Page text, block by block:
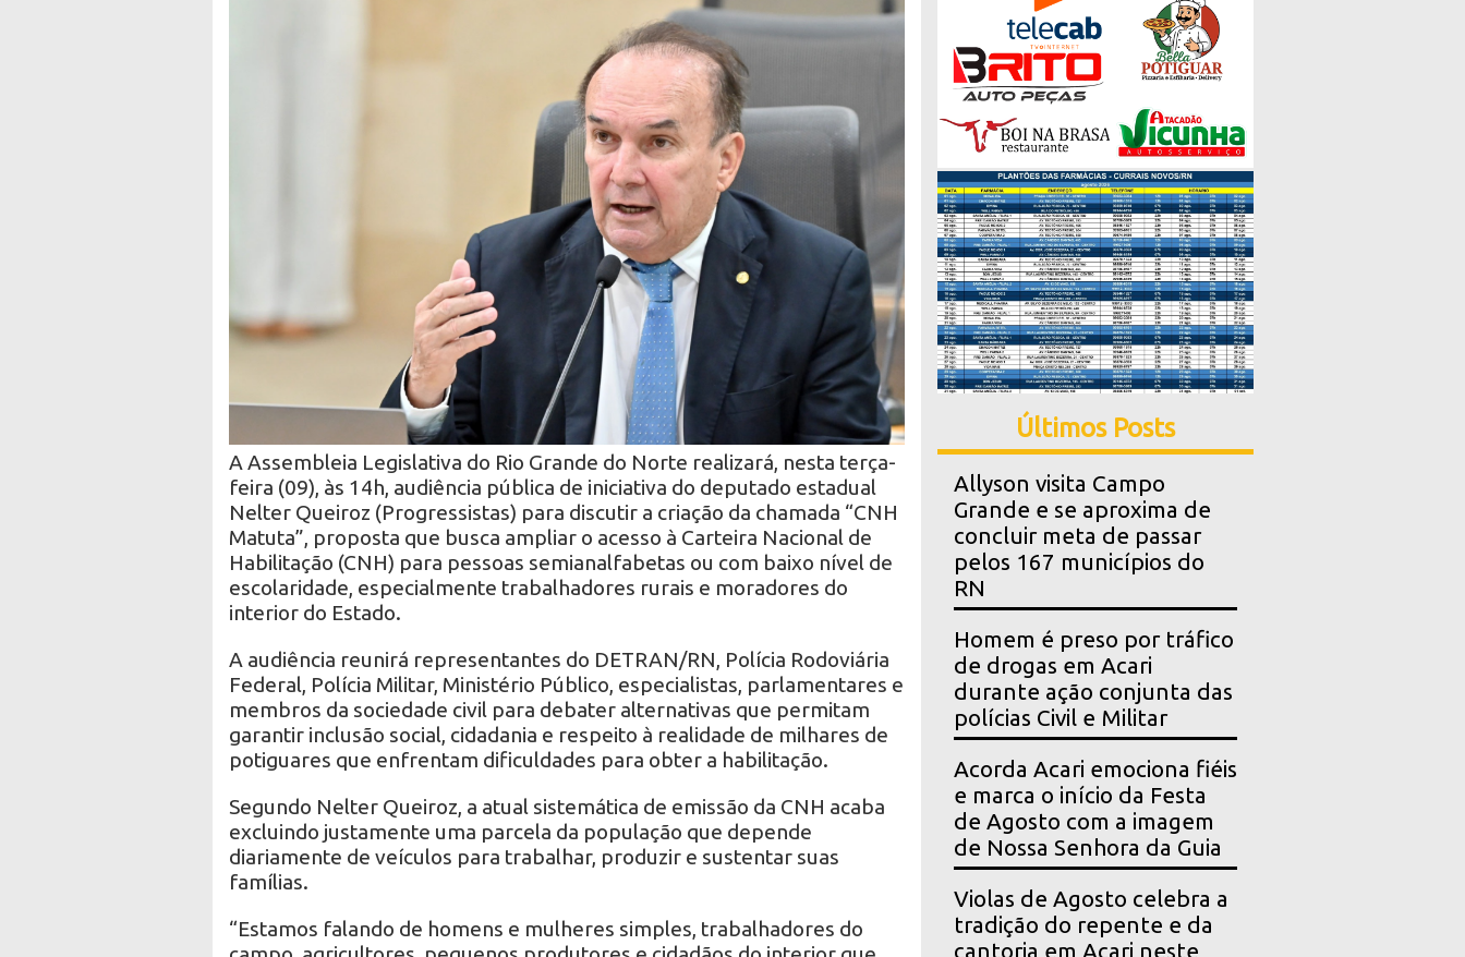
A Assembleia Legislativa do Rio Grande do Norte realizará, nesta terça-
feira (09), às 14h, audiência pública de iniciativa do deputado estadual
Nelter Queiroz (Progressistas) para discutir a criação da chamada “CNH
Matuta”, proposta que busca ampliar o acesso à Carteira Nacional de
Habilitação (CNH) para pessoas semianalfabetas ou com baixo nível de
escolaridade, especialmente trabalhadores rurais e moradores do
interior do Estado.
A audiência reunirá representantes do DETRAN/RN, Polícia Rodoviária
Federal, Polícia Militar, Ministério Público, especialistas, parlamentares e
membros da sociedade civil para debater alternativas que permitam
garantir inclusão social, cidadania e respeito à realidade de milhares de
potiguares que enfrentam dificuldades para obter a habilitação.
Segundo Nelter Queiroz, a atual sistemática de emissão da CNH acaba
excluindo justamente uma parcela da população que depende
diariamente de veículos para trabalhar, produzir e sustentar suas
famílias.
“Estamos falando de homens e mulheres simples, trabalhadores do
Últimos Posts
Allyson visita Campo
Grande e se aproxima de
concluir meta de passar
pelos 167 municípios do
RN
Homem é preso por tráfico
de drogas em Acari
durante ação conjunta das
polícias Civil e Militar
Acorda Acari emociona fiéis
e marca o início da Festa
de Agosto com a imagem
de Nossa Senhora da Guia
Violas de Agosto celebra a
tradição do repente e da
cantoria em Acari neste